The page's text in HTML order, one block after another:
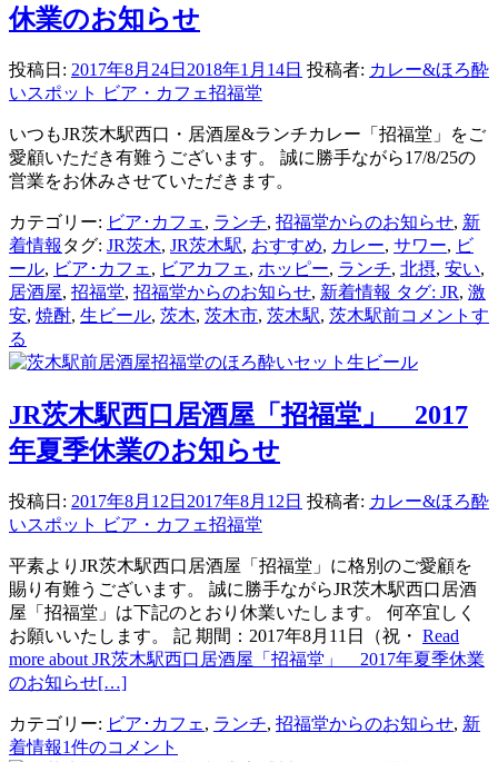
休業のお知らせ
投稿日: 2017年8月24日 2018年1月14日 投稿者: カレー&ほろ酔
いスポット ビア・カフェ招福堂
いつもJR茨木駅西口・居酒屋&ランチカレー「招福堂」をご
愛顧いただき有難うございます。 誠に勝手ながら17/8/25の
営業をお休みさせていただきます。
カテゴリー: ビア･カフェ , ランチ, 招福堂からのお知らせ, 新
着情報 タグ: JR茨木, JR茨木駅, おすすめ, カレー, サワー, ビ
ール, ビア･カフェ , ビアカフェ , ホッピー, ランチ, 北摂, 安い,
居酒屋, 招福堂, 招福堂からのお知らせ, 新着情報 タグ: JR, 激
安, 焼酎, 生ビール, 茨木, 茨木市, 茨木駅, 茨木駅前コメントす
る
JR茨木駅西口居酒屋「招福堂」 2017
年夏季休業のお知らせ
投稿日: 2017年8月12日 2017年8月12日 投稿者: カレー&ほろ酔
いスポット ビア・カフェ招福堂
平素よりJR茨木駅西口居酒屋「招福堂」に格別のご愛顧を
賜り有難うございます。 誠に勝手ながらJR茨木駅西口居酒
屋「招福堂」は下記のとおり休業いたします。 何卒宜しく
お願いいたします。 記 期間：2017年8月11日（祝・ Read
more about JR茨木駅西口居酒屋「招福堂」 2017年夏季休業
のお知らせ[…]
カテゴリー: ビア･カフェ , ランチ, 招福堂からのお知らせ, 新
着情報1件のコメント